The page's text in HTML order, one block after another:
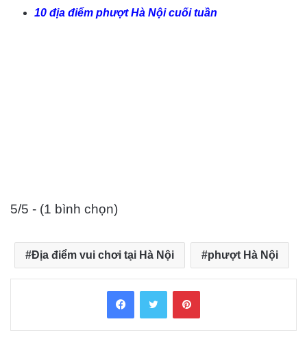
10 địa điểm phượt Hà Nội cuối tuần
5/5 - (1 bình chọn)
Địa điểm vui chơi tại Hà Nội phượt Hà Nội
FacebookTwitter Pinterest